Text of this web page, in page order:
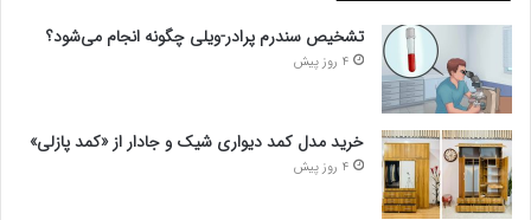
تشخیص سندرم پرادر-ویلی چگونه انجام می‌شود؟
4 روز پیش
خرید مدل کمد دیواری شیک و جادار از «کمد پازلی»
4 روز پیش